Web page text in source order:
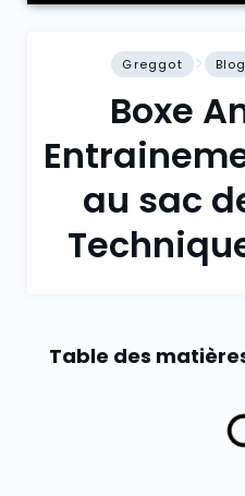
Greggot Blog
Boxe
au sac
Table des